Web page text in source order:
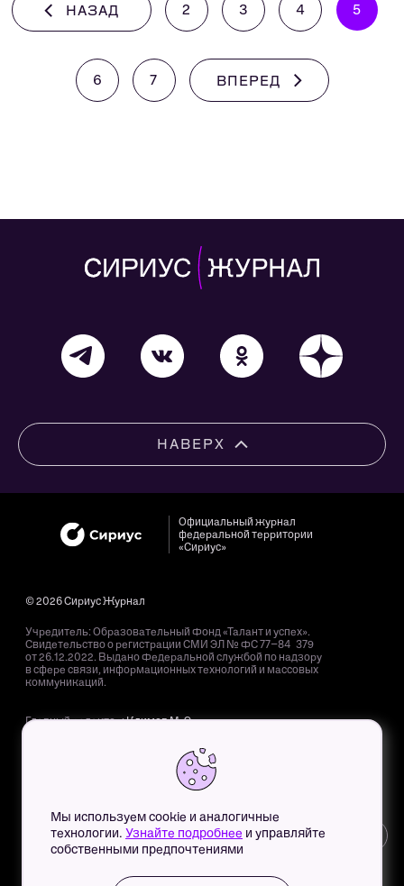
НАЗАД 2 3 4 5
6 7 ВПЕРЕД
НАВЕРХ
© 2026 Сириус Журнал
Учредитель: Образовательный Фонд «Талант и успех».
Свидетельство о регистрации СМИ ЭЛ № ФС 77−84 379
от 26.12.2022. Выдано Федеральной службой по надзору
в сфере связи, информационных технологий и массовых
коммуникаций.
Главный редактор:Климов М. Э.
Адрес электронной почты редакции:
.
+7 (800) 100-76-63
Для детей старше 12 лет. Все права на любые материалы,
опубликованные на сайте, защищены в соответствии
с российским и международным законодательством
текстовых, фото-, аудио- и видеоматериалов возможно
Официальный журнал
федеральной территории
«Сириус»
Мы используем cookie и аналогичные
технологии. Узнайте подробнее и управляйте
собственными предпочтениями